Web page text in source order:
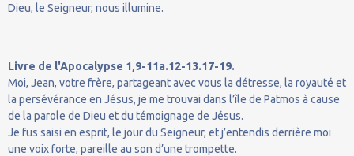
Dieu, le Seigneur, nous illumine.
Livre de l'Apocalypse 1,9-11a.12-13.17-19.
Moi, Jean, votre frère, partageant avec vous la détresse, la royauté et
la persévérance en Jésus, je me trouvai dans l’île de Patmos à cause
de la parole de Dieu et du témoignage de Jésus.
Je fus saisi en esprit, le jour du Seigneur, et j’entendis derrière moi
une voix forte, pareille au son d’une trompette.